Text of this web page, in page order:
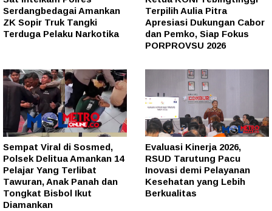
Serdangbedagai Amankan
ZK Sopir Truk Tangki
Terduga Pelaku Narkotika
Terpilih Aulia Pitra
Apresiasi Dukungan Cabor
dan Pemko, Siap Fokus
PORPROVSU 2026
Sempat Viral di Sosmed,
Polsek Delitua Amankan 14
Pelajar Yang Terlibat
Tawuran, Anak Panah dan
Tongkat Bisbol Ikut
Diamankan
Evaluasi Kinerja 2026,
RSUD Tarutung Pacu
Inovasi demi Pelayanan
Kesehatan yang Lebih
Berkualitas